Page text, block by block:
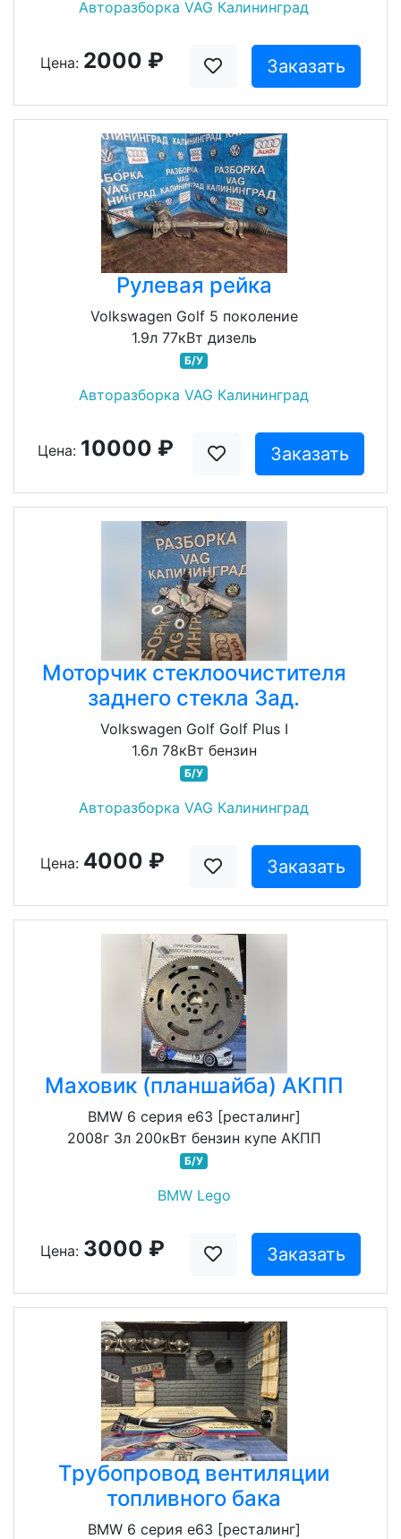
Авторазборка VAG Калининград
Цена: 2000 ₽ Заказать
Рулевая рейка
Volkswagen Golf 5 поколение
1.9л 77кВт дизель
Б/У
Авторазборка VAG Калининград
Цена: 10000 ₽ Заказать
Моторчик стеклоочистителя
заднего стекла Зад.
Volkswagen Golf Golf Plus I
1.6л 78кВт бензин
Б/У
Авторазборка VAG Калининград
Цена: 4000 ₽ Заказать
Маховик (планшайба) АКПП
BMW 6 серия e63 [ресталинг]
2008г 3л 200кВт бензин купе АКПП
Б/У
BMW Lego
Цена: 3000 ₽ Заказать
Трубопровод вентиляции
топливного бака
BMW 6 серия e63 [ресталинг]